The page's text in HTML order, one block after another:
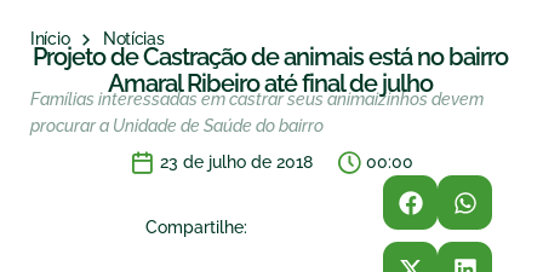
Início Notícias
Projeto de Castração de animais está no bairro
Amaral Ribeiro até final de julho
Famílias interessadas em castrar seus animaizinhos devem
procurar a Unidade de Saúde do bairro
23 de julho de 2018
00:00
Compartilhe: